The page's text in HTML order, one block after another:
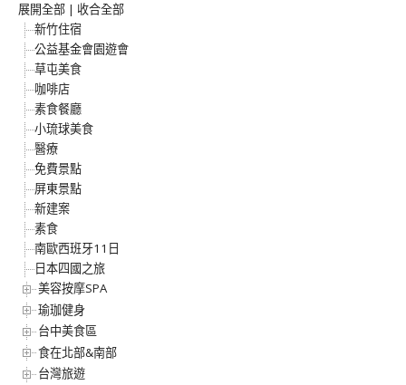
展開全部 | 收合全部
新竹住宿
公益基金會園遊會
草屯美食
咖啡店
素食餐廳
小琉球美食
醫療
免費景點
屏東景點
新建案
素食
南歐西班牙11日
日本四國之旅
美容按摩SPA
瑜珈健身
台中美食區
食在北部&南部
台灣旅遊